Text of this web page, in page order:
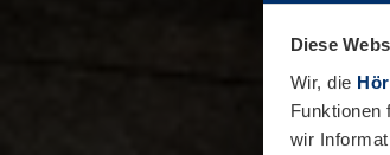
Diese
Wir, die
Funktionen
wir